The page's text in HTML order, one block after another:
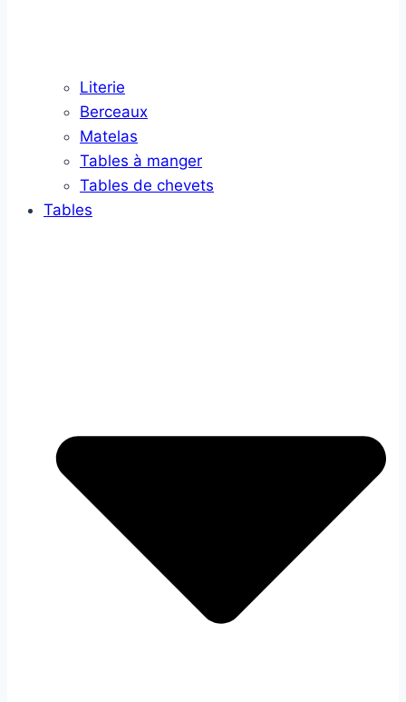
Literie
Berceaux
Matelas
Tables à manger
Tables de chevets
Tables